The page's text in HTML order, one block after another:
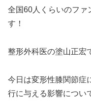
全国60人くらいのファ
す！
整形外科医の塗山正宏
今日は変形性膝関節症
行に与える影響につい